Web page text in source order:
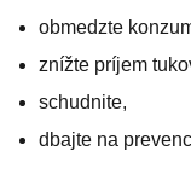
obmedzte
znížte príjem
schudnite,
dbajte na